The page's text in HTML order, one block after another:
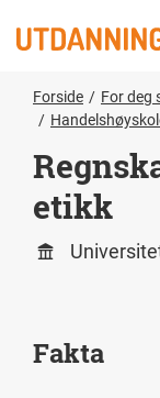
Forside
For deg
etikk
Fakta